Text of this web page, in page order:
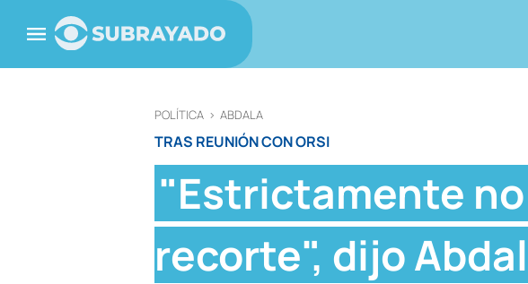
POLÍTICA > ABDALA
TRAS REUNIÓN CON ORSI
"Estrictamente
recorte", dijo